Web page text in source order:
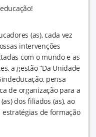
(as), cada vez
intervenções
com o mundo e as
a gestão “Da Unidade
pensa
de organização para a
dos filiados (as), ao
de formação